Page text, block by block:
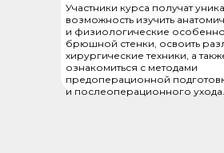
Участники курса получат
возможность изучить
и физиологические
брюшной стенки, освоить
хирургические техники, а
ознакомиться с методами
предоперационной
и послеоперационного ухода.